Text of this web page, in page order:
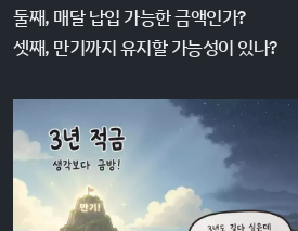
둘째, 매달 납입 가능한 금액인가?
셋째, 만기까지 유지할 가능성이 있나?